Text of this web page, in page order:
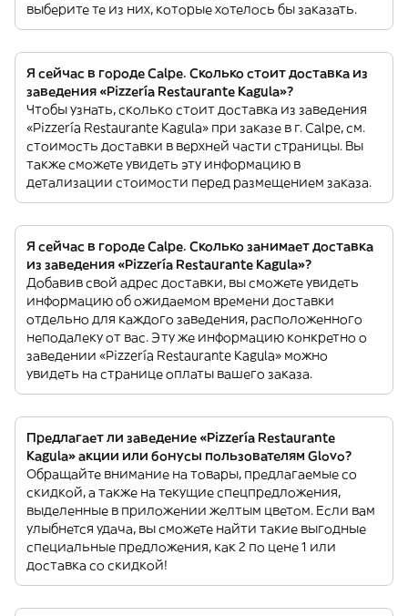
выберите те из них, которые хотелось бы заказать.
Я сейчас в городе Calpe. Сколько стоит доставка из
заведения «Pizzería Restaurante Kagula»?
Чтобы узнать, сколько стоит доставка из заведения
«Pizzería Restaurante Kagula» при заказе в г. Calpe, см.
стоимость доставки в верхней части страницы. Вы
также сможете увидеть эту информацию в
детализации стоимости перед размещением заказа.
Я сейчас в городе Calpe. Сколько занимает доставка
из заведения «Pizzería Restaurante Kagula»?
Добавив свой адрес доставки, вы сможете увидеть
информацию об ожидаемом времени доставки
отдельно для каждого заведения, расположенного
неподалеку от вас. Эту же информацию конкретно о
заведении «Pizzería Restaurante Kagula» можно
увидеть на странице оплаты вашего заказа.
Предлагает ли заведение «Pizzería Restaurante
Kagula» акции или бонусы пользователям Glovo?
Обращайте внимание на товары, предлагаемые со
скидкой, а также на текущие спецпредложения,
выделенные в приложении желтым цветом. Если вам
улыбнется удача, вы сможете найти такие выгодные
специальные предложения, как 2 по цене 1 или
доставка со скидкой!